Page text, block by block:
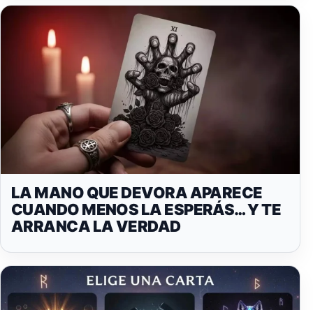
LA MANO QUE DEVORA APARECE
CUANDO MENOS LA ESPERÁS… Y TE
ARRANCA LA VERDAD